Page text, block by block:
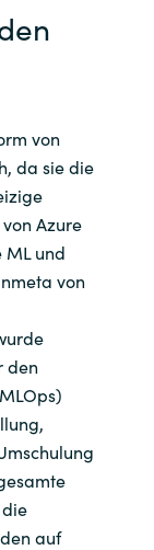
von
da sie die
Azure
ML und
von
den
auf